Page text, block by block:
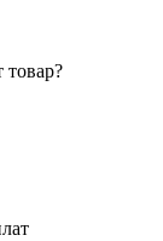
товар?